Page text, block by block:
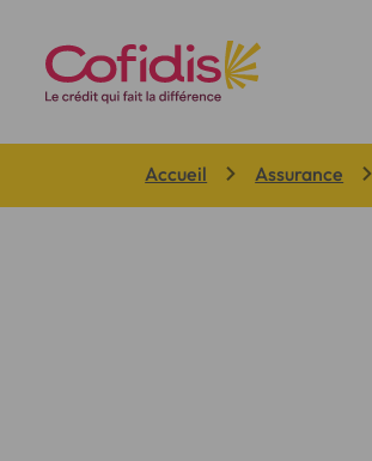
Vous êtes ici:
Accueil Assurance